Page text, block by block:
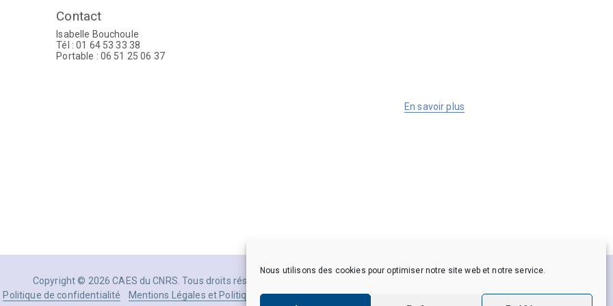
Nous utilisons des cookies pour optimiser notre site web et notre service.
Contact
Isabelle Bouchoule
Tél : 01 64 53 33 38
Portable : 06 51 25 06 37
En savoir plus
Copyright © 2026 CAES du CNRS. Tous droits réservés.
Politique de confidentialité Mentions Légales et Politique des données personnelles